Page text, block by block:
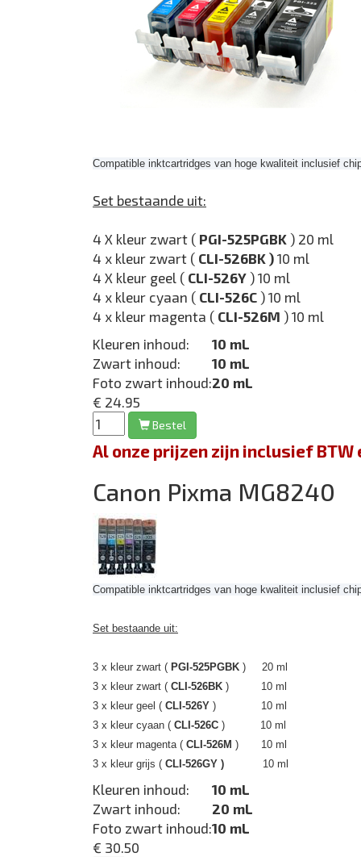
Compatible inktcartridges van hoge kwaliteit inclusief
Set bestaande uit:
4 X kleur zwart ( PGI-525PGBK ) 20 ml
4 x kleur zwart ( CLI-526BK ) 10 ml
4 X kleur geel ( CLI-526Y ) 10 ml
4 x kleur cyaan ( CLI-526C ) 10 ml
4 x kleur magenta ( CLI-526M ) 10 ml
Kleuren inhoud:
10 mL
Zwart inhoud:
10 mL
Foto zwart inhoud:20 mL
€ 24.95
Bestel
Al onze prijzen zijn inclusief
Canon Pixma MG8240
Compatible inktcartridges van hoge kwaliteit inclusief
Set bestaande uit:
3 x kleur zwart ( PGI-525PGBK ) 20 ml
3 x kleur zwart ( CLI-526BK )
10 ml
3 x kleur geel ( CLI-526Y ) 10 ml
3 x kleur cyaan ( CLI-526C ) 10 ml
3 x kleur magenta ( CLI-526M ) 10 ml
3 x kleur grijs ( CLI-526GY ) 10 ml
Kleuren inhoud:
10 mL
Zwart inhoud:
20 mL
Foto zwart inhoud:10 mL
€ 30.50